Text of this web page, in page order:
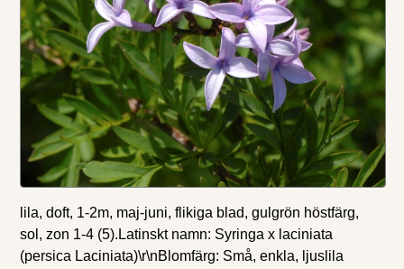
lila, doft, 1-2m, maj-juni, flikiga blad, gulgrön höstfärg,
sol, zon 1-4 (5).Latinskt namn: Syringa x laciniata
(persica Laciniata)\r\nBlomfärg: Små, enkla, ljuslila